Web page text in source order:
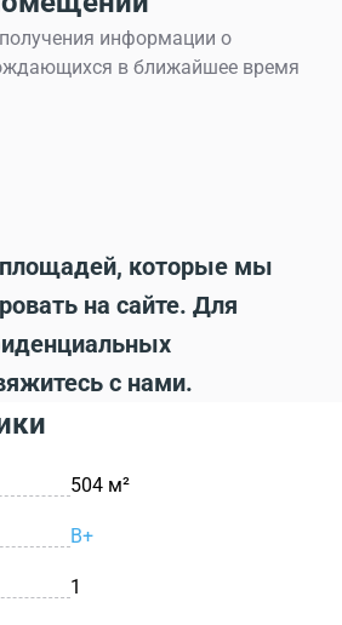
информации о
в ближайшее время
которые мы
на сайте. Для
с нами.
504 м²
B+
1